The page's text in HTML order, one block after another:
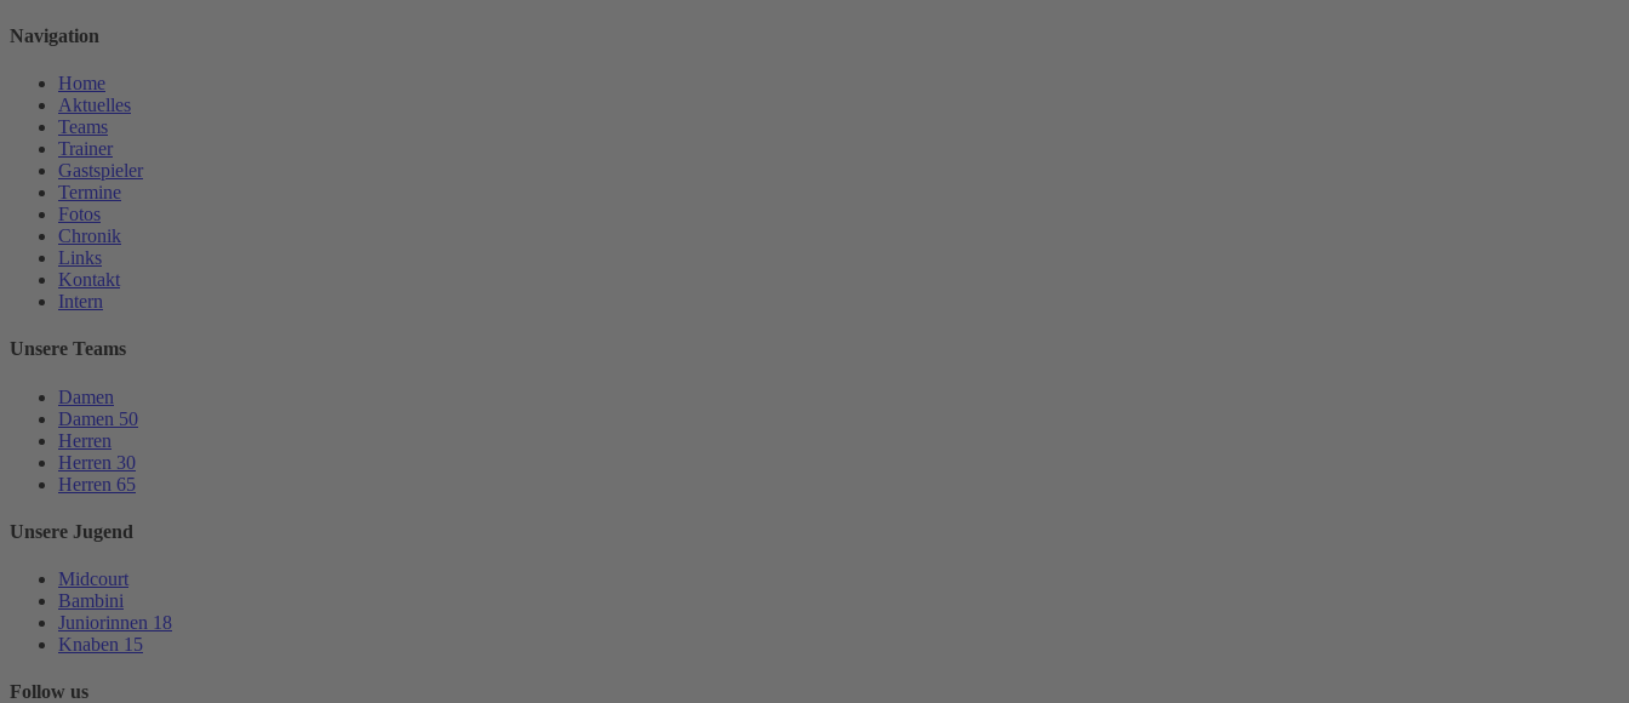
Navigation
Home
Aktuelles
Teams
Trainer
Gastspieler
Termine
Fotos
Chronik
Links
Kontakt
Intern
Unsere Teams
Damen
Damen 50
Herren
Herren 30
Herren 65
Unsere Jugend
Midcourt
Bambini
Juniorinnen 18
Knaben 15
Follow us